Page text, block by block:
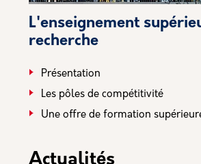
L'enseignement
recherche
Présentation
Les pôles de compétitivité
Une offre de formation
Actualités